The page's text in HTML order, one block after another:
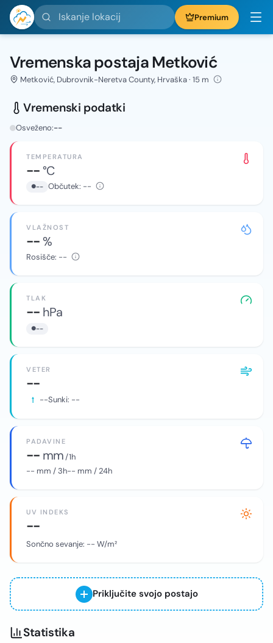
Iskanje lokacij Premium
Vremenska postaja Metković
Metković, Dubrovnik-Neretva County, Hrvaška · 15 m
Vremenski podatki
Osveženo:--
TEMPERATURA
--°C
-- Občutek: --
VLAŽNOST
--%
Rosišče: --
TLAK
-- hPa
--
VETER
--
--Sunki: --
PADAVINE
-- mm/ 1h
-- mm / 3h-- mm / 24h
UV INDEKS
--
Sončno sevanje: -- W/m²
Priključite svojo postajo
Statistika